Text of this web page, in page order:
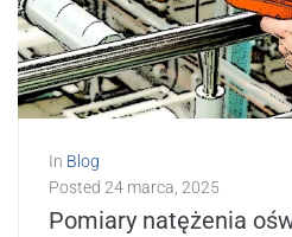
In Blog
Posted 24 marca, 2025
Pomiary natężenia